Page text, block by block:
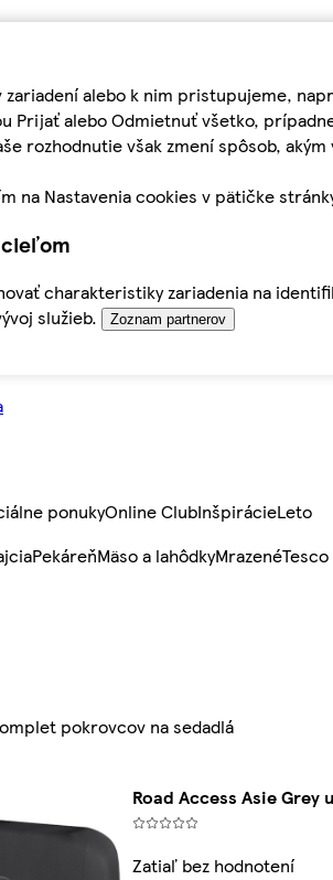
alebo k nim pristupujeme,
Prijať alebo Odmietnuť všetko,
rozhodnutie však zmení spôsob,
na Nastavenia cookies v pätičke
charakteristiky zariadenia na
služieb.
Zoznam partnerov
ponukyOnline ClubInšpirácieLeto
PekáreňMäso a lahôdkyMrazené
pokrovcov na sedadlá
Road Access Asie
Zatiaľ bez hodnotení